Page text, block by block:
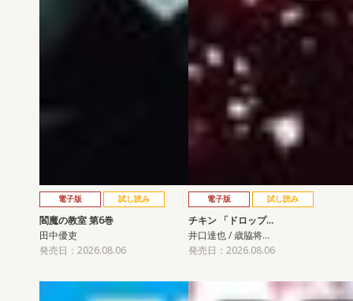
電子版 試し読み
閻魔の教室 第6巻
田中優吏
発売日：2026.08.06
電子版 試し読み
チキン 「ドロップ…
井口達也 / 歳脇将…
発売日：2026.08.06